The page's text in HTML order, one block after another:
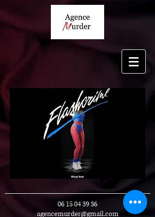
06 15 04 39 36
agencemurder@gmail.com